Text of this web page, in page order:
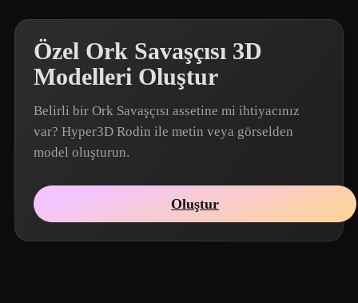
Özel Ork Savaşçısı 3D
Modelleri Oluştur
Belirli bir Ork Savaşçısı assetine mi ihtiyacınız
var? Hyper3D Rodin ile metin veya görselden
model oluşturun.
Oluştur